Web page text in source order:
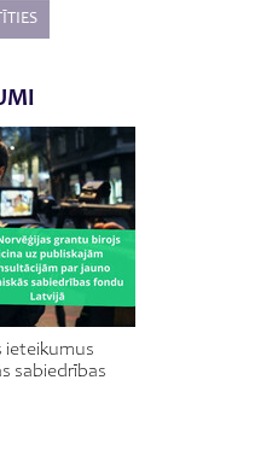
ieteikumus
sabiedrības